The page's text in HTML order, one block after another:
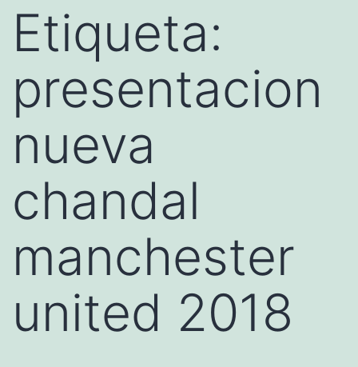
Etiqueta:
presentacion
nueva
chandal
manchester
united 2018